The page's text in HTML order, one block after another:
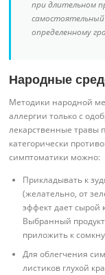
при длительном
самостоятельный
определенному
Народные
Методики народной
аллергии только с
лекарственные травы
категорически
симптоматики можно:
Прикладывать к
(желательно, от
эффект дает сырой
Выбранный
приложить к
Для облегчения
листиков глухой